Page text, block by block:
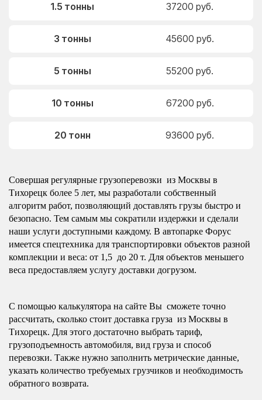
1.5 тонны 37200 руб.
3 тонны 45600 руб.
5 тонны 55200 руб.
10 тонны 67200 руб.
20 тонн 93600 руб.
Совершая регулярные грузоперевозки из Москвы в
Тихорецк более 5 лет, мы разработали собственный
алгоритм работ, позволяющий доставлять грузы быстро и
безопасно. Тем самым мы сократили издержки и сделали
наши услуги доступными каждому. В автопарке Форус
имеется спецтехника для транспортировки объектов разной
комплекции и веса: от 1,5 до 20 т. Для объектов меньшего
веса предоставляем услугу доставки догрузом.
С помощью калькулятора на сайте Вы сможете точно
рассчитать, сколько стоит доставка груза из Москвы в
Тихорецк. Для этого достаточно выбрать тариф,
грузоподъемность автомобиля, вид груза и способ
перевозки. Также нужно заполнить метрические данные,
указать количество требуемых грузчиков и необходимость
обратного возврата.